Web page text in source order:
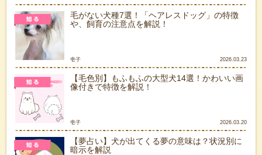
毛がない犬種7選！「ヘアレスドッグ」の特徴
や、飼育の注意点を解説！
壱子 2026.03.23
【毛色別】もふもふの大型犬14選！かわいい画
像付きで特徴を解説！
壱子 2026.03.20
【夢占い】犬が出てくる夢の意味は？状況別に
暗示を解説